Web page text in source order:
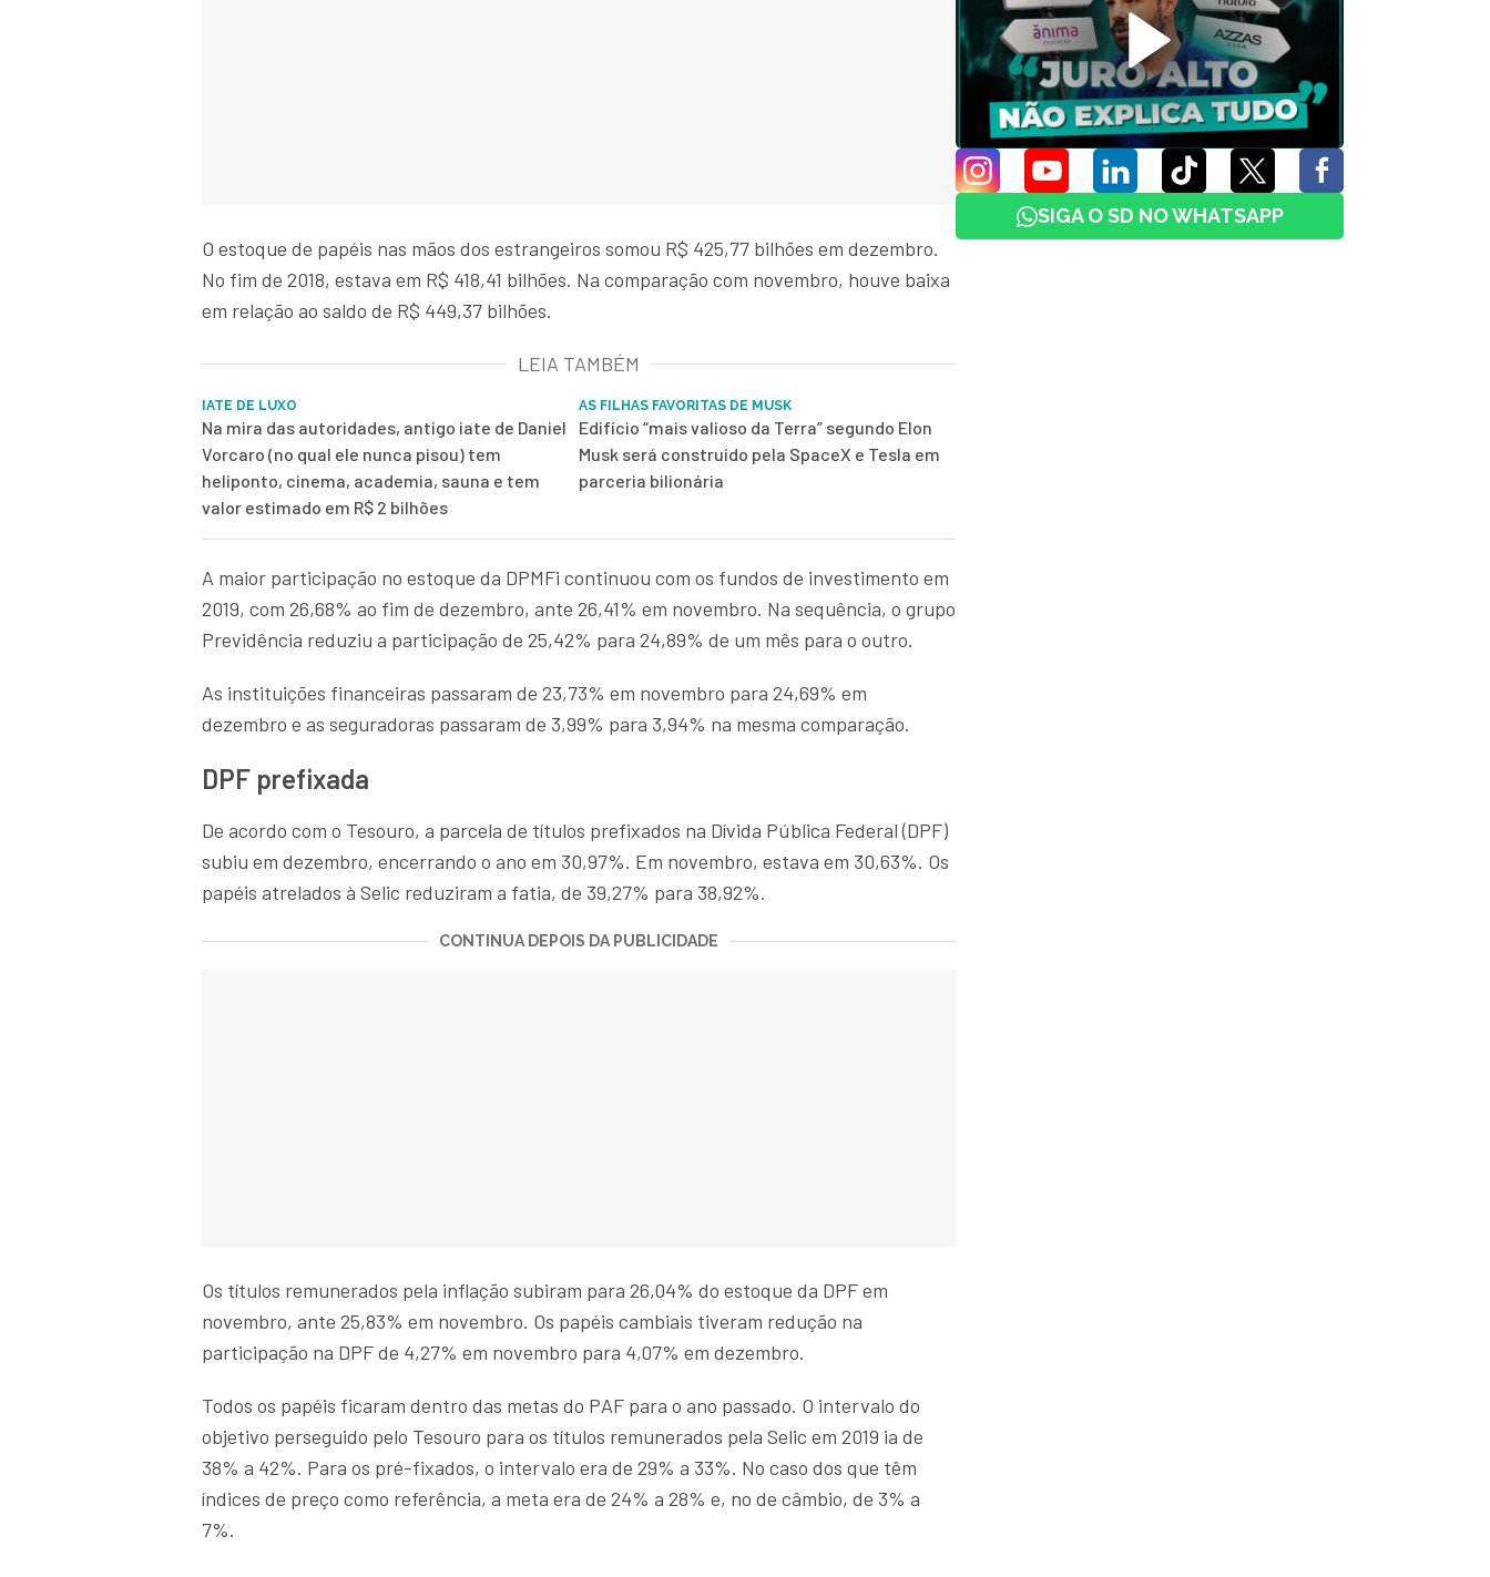
O estoque de papéis nas mãos dos estrangeiros somou R$ 425,77 bilhões em dezembro.
No fim de 2018, estava em R$ 418,41 bilhões. Na comparação com novembro, houve baixa
em relação ao saldo de R$ 449,37 bilhões.
LEIA TAMBÉM
IATE DE LUXO
Na mira das autoridades, antigo iate de Daniel
Vorcaro (no qual ele nunca pisou) tem
heliponto, cinema, academia, sauna e tem
valor estimado em R$ 2 bilhões
AS FILHAS FAVORITAS DE MUSK
Edifício “mais valioso da Terra” segundo Elon
Musk será construído pela SpaceX e Tesla em
parceria bilionária
A maior participação no estoque da DPMFi continuou com os fundos de investimento em
2019, com 26,68% ao fim de dezembro, ante 26,41% em novembro. Na sequência, o grupo
Previdência reduziu a participação de 25,42% para 24,89% de um mês para o outro.
As instituições financeiras passaram de 23,73% em novembro para 24,69% em
dezembro e as seguradoras passaram de 3,99% para 3,94% na mesma comparação.
DPF prefixada
De acordo com o Tesouro, a parcela de títulos prefixados na Dívida Pública Federal (DPF)
subiu em dezembro, encerrando o ano em 30,97%. Em novembro, estava em 30,63%. Os
papéis atrelados à Selic reduziram a fatia, de 39,27% para 38,92%.
CONTINUA DEPOIS DA PUBLICIDADE
Os títulos remunerados pela inflação subiram para 26,04% do estoque da DPF em
novembro, ante 25,83% em novembro. Os papéis cambiais tiveram redução na
participação na DPF de 4,27% em novembro para 4,07% em dezembro.
Todos os papéis ficaram dentro das metas do PAF para o ano passado. O intervalo do
objetivo perseguido pelo Tesouro para os títulos remunerados pela Selic em 2019 ia de
38% a 42%. Para os pré-fixados, o intervalo era de 29% a 33%. No caso dos que têm
índices de preço como referência, a meta era de 24% a 28% e, no de câmbio, de 3% a
7%.
SIGA O SD NO WHATSAPP